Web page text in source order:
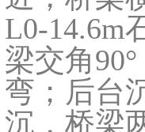
L0-14.6m
梁交角
弯；后台
沉，桥梁